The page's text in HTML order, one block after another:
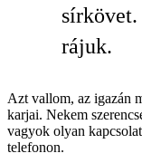
sírkövet.
rájuk.
Azt vallom, az igazán
karjai. Nekem
vagyok olyan
telefonon.